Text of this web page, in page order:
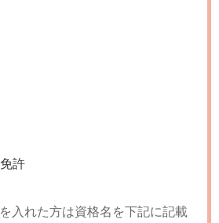
許
入れた方は資格名を下記に記載